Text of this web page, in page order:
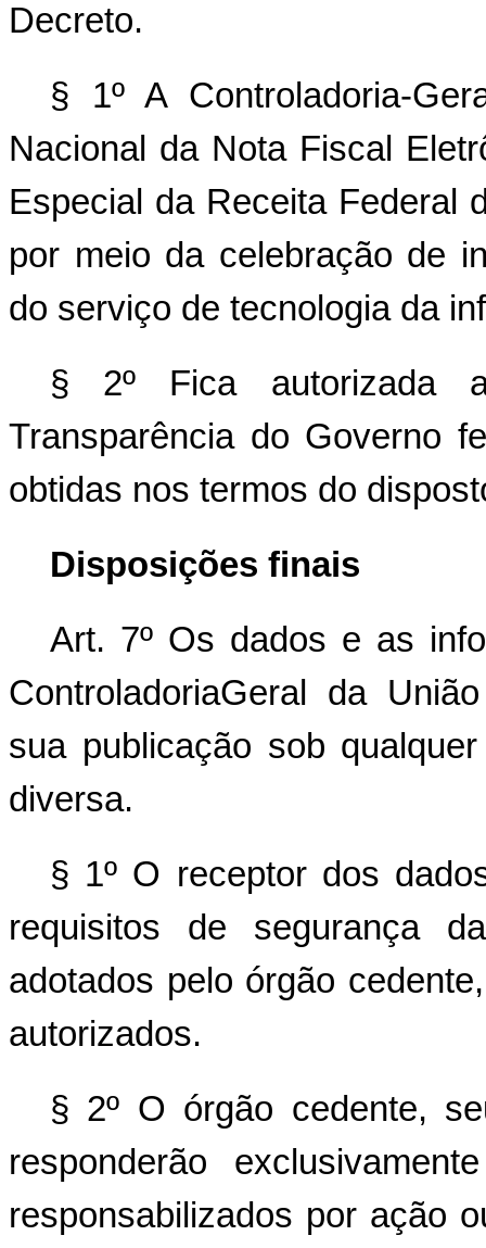
Decreto.
§ 1º A Controladoria-
Nacional da Nota Fiscal
Especial da Receita Federal
por meio da celebração de
do serviço de tecnologia da
§ 2º Fica autorizada
Transparência do Governo
obtidas nos termos do
Disposições finais
Art. 7º Os dados e as
ControladoriaGeral da
sua publicação sob
diversa.
§ 1º O receptor dos
requisitos de segurança
adotados pelo órgão
autorizados.
§ 2º O órgão cedente,
responderão
responsabilizados por ação